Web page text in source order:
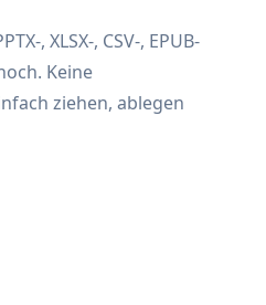
, XLSX-, CSV-, EPUB-
Keine
ziehen, ablegen